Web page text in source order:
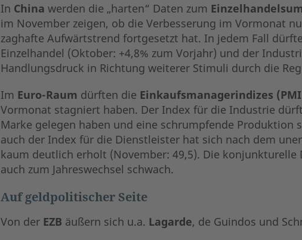
In China werden die „harten“ Daten zum
im November zeigen, ob die Verbesserung im Vormonat
zaghafte Aufwärtstrend fortgesetzt hat. In jedem Fall
Einzelhandel (Oktober: +4,8% zum Vorjahr) und der
Handlungsdruck in Richtung weiterer Stimuli durch die
Im Euro-Raum dürften die Einkaufsmanagerindizes
Vormonat stagniert haben. Der Index für die Industrie
Marke gelegen haben und eine schrumpfende Produktion
auch der Index für die Dienstleister hat sich nach dem
kaum deutlich erholt (November: 49,5). Die
auch zum Jahreswechsel schwach.
Auf geldpolitischer Seite
Von der EZB äußern sich u.a. Lagarde, de Guindos und